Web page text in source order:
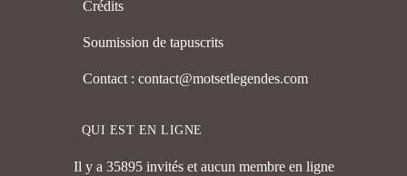
Crédits
Soumission de tapuscrits
Contact : contact@motsetlegendes.com
QUI EST EN LIGNE
Il y a 35895 invités et aucun membre en ligne